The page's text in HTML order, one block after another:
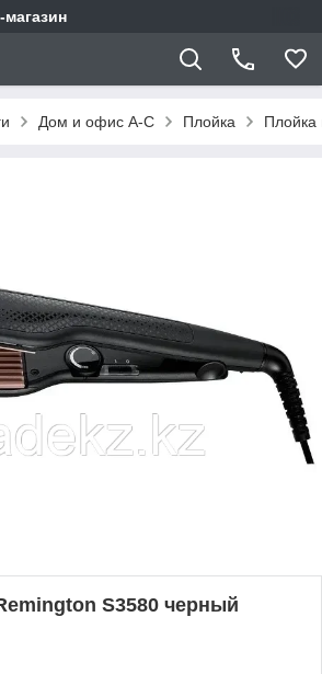
магазин
Дом и офис A-C Плойка Плойка
S3580 черный